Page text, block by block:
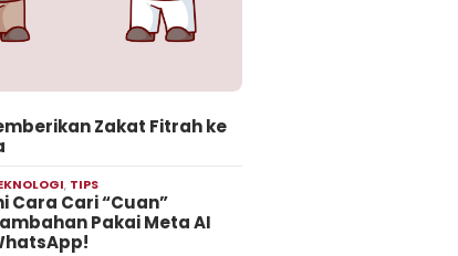
Zakat Fitrah ke
, TIPS
Cara Cari “Cuan”
Pakai Meta AI